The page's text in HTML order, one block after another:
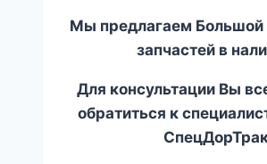
Мы предлагаем Большой
запчастей в
Для консультации Вы
обратиться к